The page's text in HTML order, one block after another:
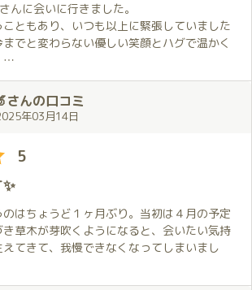
んに会いに行きました。
ともあり、いつも以上に緊張していました
でと変わらない優しい笑顔とハグで温かく
明も明るい部屋のせいか、ほのかさんの綺
見えました。また、少し短くなったショー
をより引き立てていました。
果的に使い、優しくリードしてもらいながら
も心もたくさん癒してもらいました。
い時間があっという間に過ぎてしまいまし
験しにまた会いに行きます。
、スタッフの方には店内はもちろん電話か
していただき、ありがとうございました。
さんの口コミ
年03月14日
5
はちょうど１ヶ月ぶり。当初は４月の予定
草木が芽吹くようになると、会いたい気持
てきて、我慢できなくなってしまいまし
倒しです。